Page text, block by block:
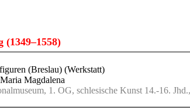
(1349–1558)
(Breslau) (Werkstatt)
Magdalena
1. OG, schlesische Kunst 14.-16.